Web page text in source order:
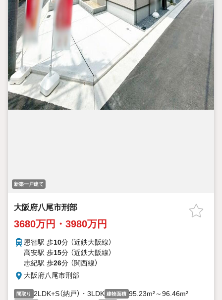
新築一戸建て
大阪府八尾市刑部
3680万円・3980万円
恩智駅 歩10分 （近鉄大阪線）
高安駅 歩15分 （近鉄大阪線）
志紀駅 歩26分 （関西線）
大阪府八尾市刑部
間取り 2LDK+S（納戸）・3LDK 建物面積 95.23m²～96.46m²